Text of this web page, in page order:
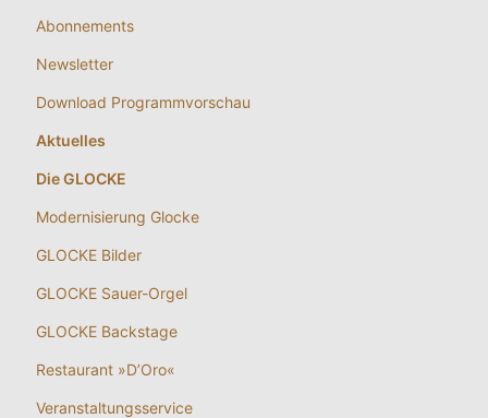
Abonnements
Newsletter
Download Programmvorschau
Aktuelles
Die GLOCKE
Modernisierung Glocke
GLOCKE Bilder
GLOCKE Sauer-Orgel
GLOCKE Backstage
Restaurant »D’Oro«
Veranstaltungsservice